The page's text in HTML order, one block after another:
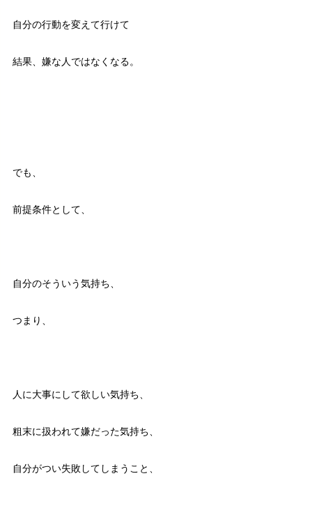
自分の行動を変えて行けて
結果、嫌な人ではなくなる。
でも、
前提条件として、
自分のそういう気持ち、
つまり、
人に大事にして欲しい気持ち、
粗末に扱われて嫌だった気持ち、
自分がつい失敗してしまうこと、